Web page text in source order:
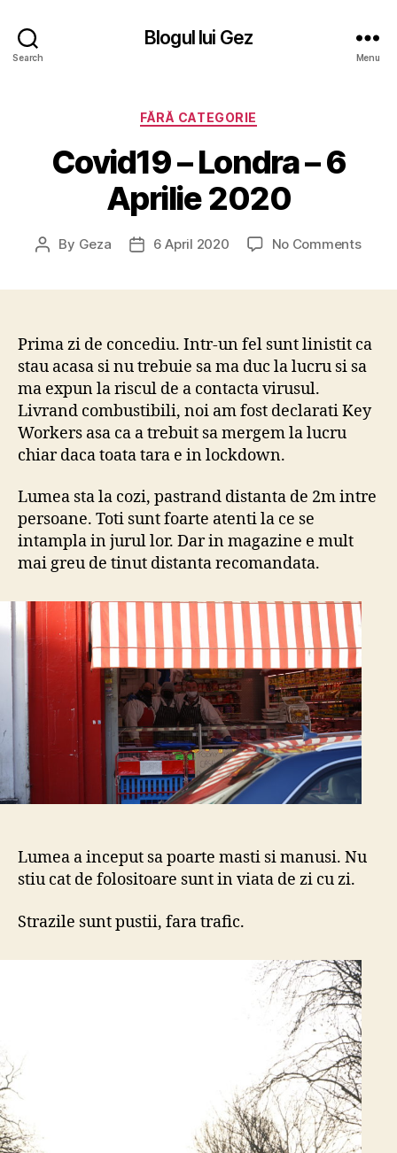
Search
Blogul lui Gez
Menu
Categories
FĂRĂ CATEGORIE
Covid19 – Londra – 6
Aprilie 2020
Post
By Geza
Post6 April 2020 No Commentson
6
Prima zi de concediu. Intr-un fel sunt linistit ca
stau acasa si nu trebuie sa ma duc la lucru si sa
ma expun la riscul de a contacta virusul.
Livrand combustibili, noi am fost declarati Key
Workers asa ca a trebuit sa mergem la lucru
chiar daca toata tara e in lockdown.
Lumea sta la cozi, pastrand distanta de 2m intre
persoane. Toti sunt foarte atenti la ce se
intampla in jurul lor. Dar in magazine e mult
mai greu de tinut distanta recomandata.
Lumea a inceput sa poarte masti si manusi. Nu
stiu cat de folositoare sunt in viata de zi cu zi.
Strazile sunt pustii, fara trafic.